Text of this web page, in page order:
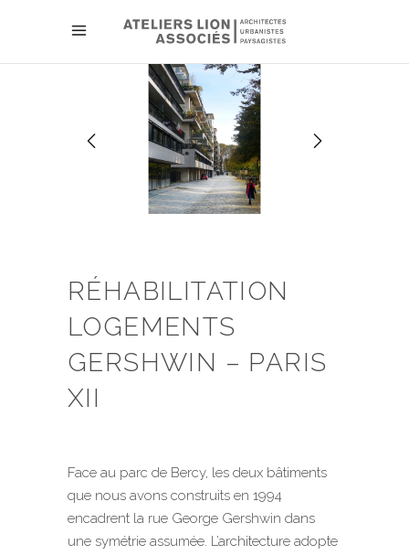
RÉHABILITATION
LOGEMENTS
GERSHWIN – PARIS
XII
Face au parc de Bercy, les deux bâtiments
que nous avons construits en 1994
encadrent la rue George Gershwin dans
une symétrie assumée. L’architecture adopte